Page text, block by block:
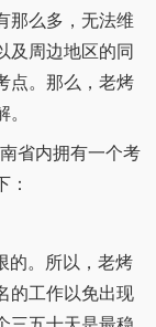
那么多，无法维
及周边地区的同
点。那么，老烤
省内拥有一个考
：
的。所以，老烤
的工作以免出现